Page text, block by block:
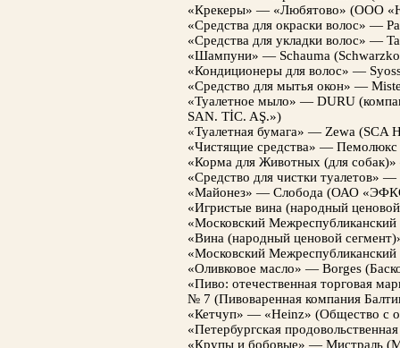
«Крекеры» — «Любятово» (ООО
«Cредства для окраски волос» —
«Cредства для укладки волос» —
«Шампуни» — Schauma
«Кондиционеры для волос» —
«Средство для мытья окон» —
«Туалетное мыло» — DURU
SAN. TİC. AŞ.»)
«Туалетная бумага» — Zewa (SCA
«Чистящие средства» — Пемолюкс
«Корма для Животных (для
«Средство для чистки туалетов»
«Майонез» — Слобода (ОАО
«Игристые вина (народный
«Московский Межреспубликанский
«Вина (народный ценовой
«Московский Межреспубликанский
«Оливковое масло» — Borges
«Пиво: отечественная торговая
№ 7 (Пивоваренная компания
«Кетчуп» — «Heinz» (Общество с
«Петербургская
«Крупы и бобовые» — Мистраль